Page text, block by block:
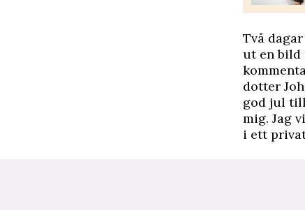
Två
ut en bild
dotter
god jul
mig. Jag
i ett